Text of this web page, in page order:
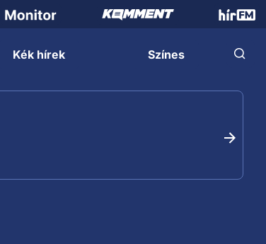
Kék hírek Színes